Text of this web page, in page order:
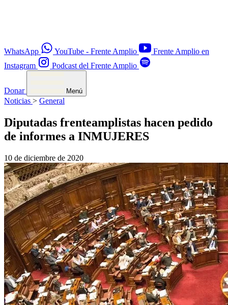
WhatsApp YouTube - Frente Amplio
Frente Amplio en
Instagram
Podcast del Frente Amplio
Donar Menú
Noticias > General
Diputadas frenteamplistas hacen pedido
de informes a INMUJERES
10 de diciembre de 2020